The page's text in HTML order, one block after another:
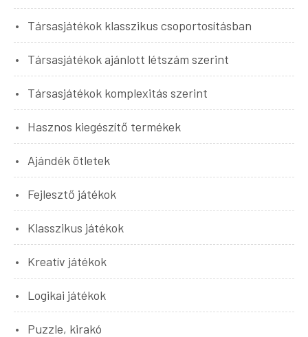
Társasjátékok klasszikus csoportosításban
Társasjátékok ajánlott létszám szerint
Társasjátékok komplexitás szerint
Hasznos kiegészítő termékek
Ajándék ötletek
Fejlesztő játékok
Klasszikus játékok
Kreatív játékok
Logikai játékok
Puzzle, kirakó